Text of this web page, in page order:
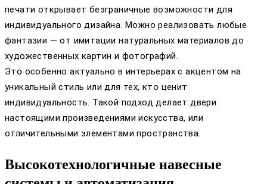
печати открывает безграничные возможности для
индивидуального дизайна. Можно реализовать любые
фантазии — от имитации натуральных материалов до
художественных картин и фотографий.
Это особенно актуально в интерьерах с акцентом на
уникальный стиль или для тех, кто ценит
индивидуальность. Такой подход делает двери
настоящими произведениями искусства, или
отличительными элементами пространства.
Высокотехнологичные навесные